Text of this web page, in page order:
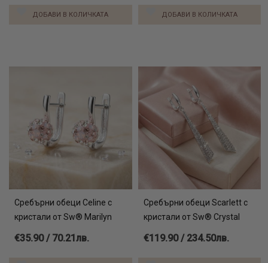
ДОБАВИ В КОЛИЧКАТА ДОБАВИ В КОЛИЧКАТА
Сребърни обеци Celine с
кристали от Sw® Marilyn
€35.90 / 70.21лв.
Сребърни обеци Scarlett с
кристали от Sw® Crystal
€119.90 / 234.50лв.